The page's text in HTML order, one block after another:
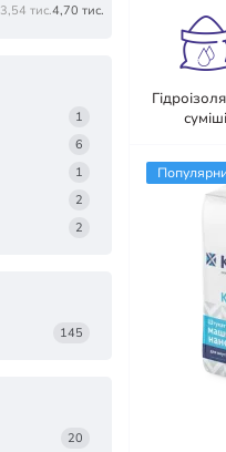
3,54 тис.4,70 тис.
1
6
1
2
2
145
20
суміші